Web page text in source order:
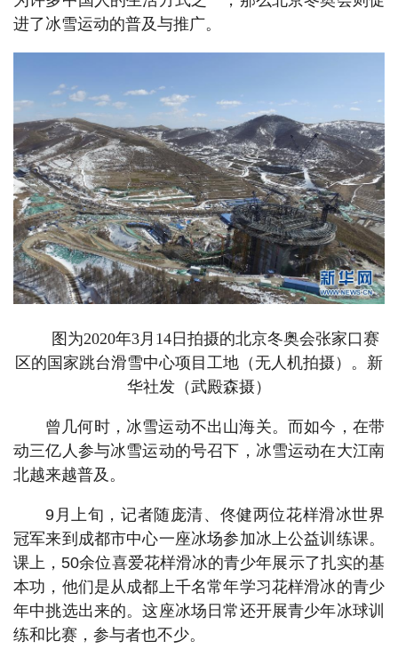
进了冰雪运动的普及与推广。
图为2020年3月14日拍摄的北京冬奥会张家口赛
区的国家跳台滑雪中心项目工地（无人机拍摄）。新
华社发（武殿森摄）
曾几何时，冰雪运动不出山海关。而如今，在带
动三亿人参与冰雪运动的号召下，冰雪运动在大江南
北越来越普及。
9月上旬，记者随庞清、佟健两位花样滑冰世界
冠军来到成都市中心一座冰场参加冰上公益训练课。
课上，50余位喜爱花样滑冰的青少年展示了扎实的基
本功，他们是从成都上千名常年学习花样滑冰的青少
年中挑选出来的。这座冰场日常还开展青少年冰球训
练和比赛，参与者也不少。